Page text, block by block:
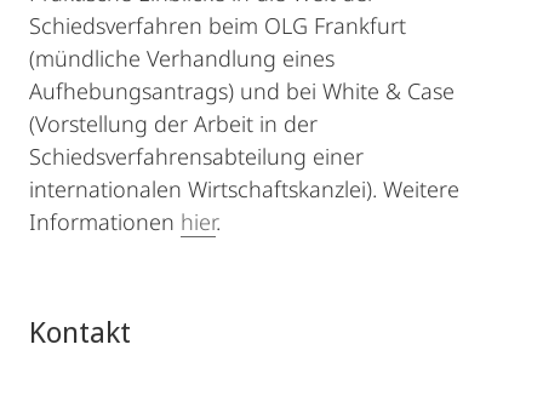
Schiedsverfahren beim OLG Frankfurt
(mündliche Verhandlung eines
Aufhebungsantrags) und bei White & Case
(Vorstellung der Arbeit in der
Schiedsverfahrensabteilung einer
internationalen Wirtschaftskanzlei). Weitere
Informationen hier.
Kontakt